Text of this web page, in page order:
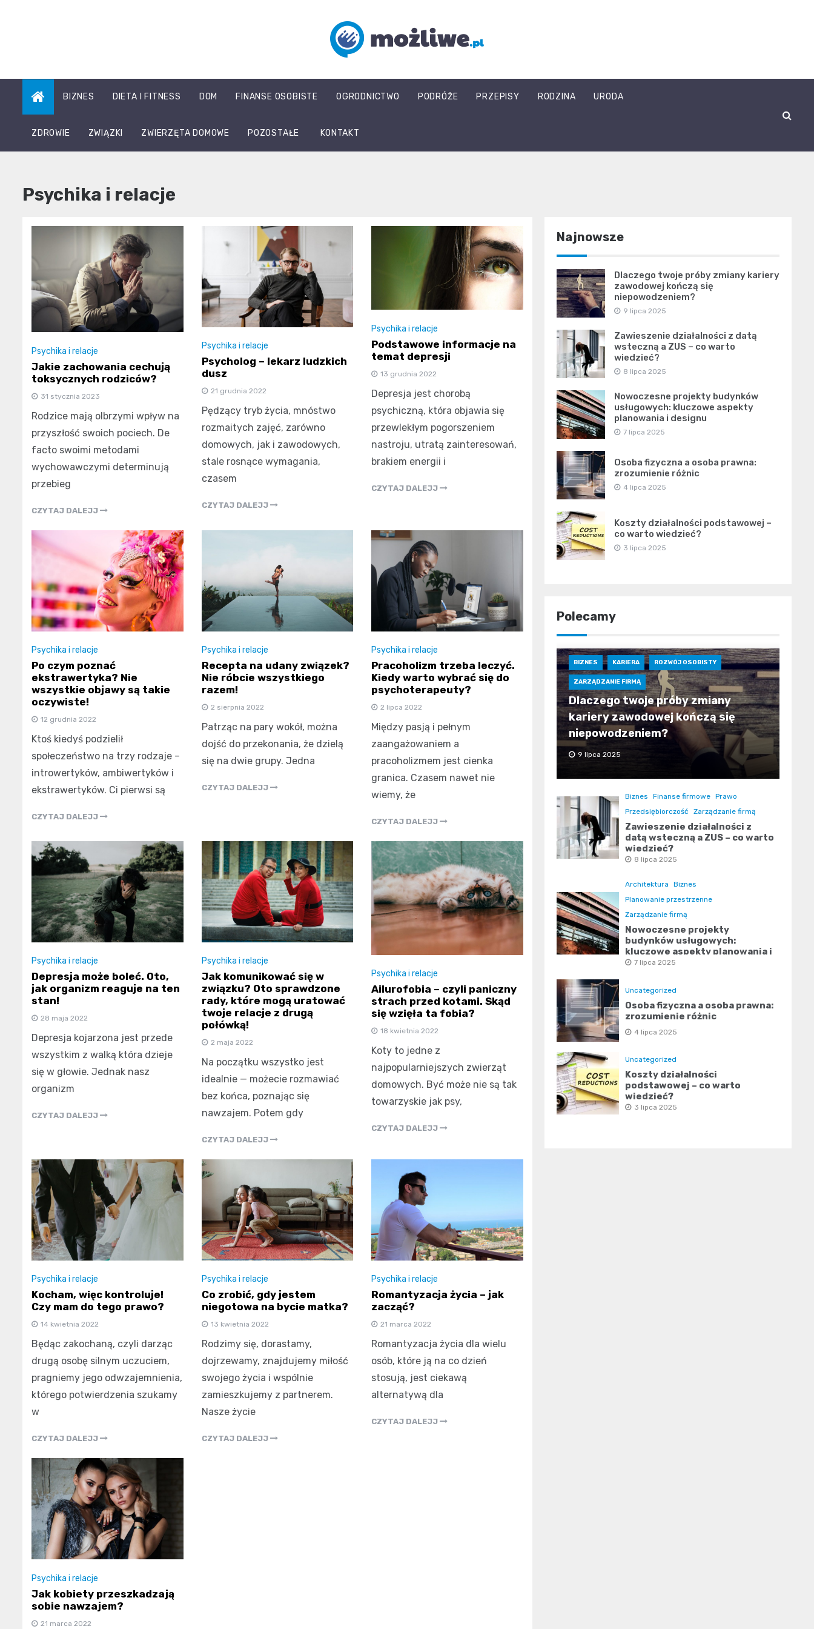
mozliwe.pl
BIZNES DIETA I FITNESS DOM FINANSE OSOBISTE OGRODNICTWO PODRÓŻE PRZEPISY RODZINA URODA
ZDROWIE ZWIĄZKI ZWIERZĘTA DOMOWE POZOSTAŁE KONTAKT
Psychika i relacje
Psychika i relacje
Jakie zachowania cechują
toksycznych rodziców?
31 stycznia 2023
Rodzice mają olbrzymi wpływ na
przyszłość swoich pociech. De
facto swoimi metodami
wychowawczymi determinują
przebieg
CZYTAJ DALEJJ
Psychika i relacje
Psycholog – lekarz ludzkich
dusz
21 grudnia 2022
Pędzący tryb życia, mnóstwo
rozmaitych zajęć, zarówno
domowych, jak i zawodowych,
stale rosnące wymagania,
czasem
CZYTAJ DALEJJ
Psychika i relacje
Podstawowe informacje na
temat depresji
13 grudnia 2022
Depresja jest chorobą
psychiczną, która objawia się
przewlekłym pogorszeniem
nastroju, utratą zainteresowań,
brakiem energii i
CZYTAJ DALEJJ
Psychika i relacje
Po czym poznać
ekstrawertyka? Nie
wszystkie objawy są takie
oczywiste!
12 grudnia 2022
Ktoś kiedyś podzielił
społeczeństwo na trzy rodzaje –
introwertyków, ambiwertyków i
ekstrawertyków. Ci pierwsi są
CZYTAJ DALEJJ
Psychika i relacje
Recepta na udany związek?
Nie róbcie wszystkiego
razem!
2 sierpnia 2022
Patrząc na pary wokół, można
dojść do przekonania, że dzielą
się na dwie grupy. Jedna
CZYTAJ DALEJJ
Psychika i relacje
Pracoholizm trzeba leczyć.
Kiedy warto wybrać się do
psychoterapeuty?
2 lipca 2022
Między pasją i pełnym
zaangażowaniem a
pracoholizmem jest cienka
granica. Czasem nawet nie
wiemy, że
CZYTAJ DALEJJ
Psychika i relacje
Depresja może boleć. Oto,
jak organizm reaguje na ten
stan!
28 maja 2022
Depresja kojarzona jest przede
wszystkim z walką która dzieje
się w głowie. Jednak nasz
organizm
CZYTAJ DALEJJ
Psychika i relacje
Jak komunikować się w
związku? Oto sprawdzone
rady, które mogą uratować
twoje relacje z drugą
połówką!
2 maja 2022
Na początku wszystko jest
idealnie — możecie rozmawiać
bez końca, poznając się
nawzajem. Potem gdy
CZYTAJ DALEJJ
Psychika i relacje
Ailurofobia – czyli paniczny
strach przed kotami. Skąd
się wzięła ta fobia?
18 kwietnia 2022
Koty to jedne z
najpopularniejszych zwierząt
domowych. Być może nie są tak
towarzyskie jak psy,
CZYTAJ DALEJJ
Psychika i relacje
Kocham, więc kontroluje!
Czy mam do tego prawo?
14 kwietnia 2022
Będąc zakochaną, czyli darząc
drugą osobę silnym uczuciem,
pragniemy jego odwzajemnienia,
którego potwierdzenia szukamy
w
CZYTAJ DALEJJ
Psychika i relacje
Co zrobić, gdy jestem
niegotowa na bycie matka?
13 kwietnia 2022
Rodzimy się, dorastamy,
dojrzewamy, znajdujemy miłość
swojego życia i wspólnie
zamieszkujemy z partnerem.
Nasze życie
CZYTAJ DALEJJ
Psychika i relacje
Romantyzacja życia – jak
zacząć?
21 marca 2022
Romantyzacja życia dla wielu
osób, które ją na co dzień
stosują, jest ciekawą
alternatywą dla
CZYTAJ DALEJJ
Psychika i relacje
Jak kobiety przeszkadzają
sobie nawzajem?
21 marca 2022
Najnowsze
Dlaczego twoje próby zmiany kariery
zawodowej kończą się
niepowodzeniem?
9 lipca 2025
Zawieszenie działalności z datą
wsteczną a ZUS – co warto
wiedzieć?
8 lipca 2025
Nowoczesne projekty budynków
usługowych: kluczowe aspekty
planowania i designu
7 lipca 2025
Osoba fizyczna a osoba prawna:
zrozumienie różnic
4 lipca 2025
Koszty działalności podstawowej –
co warto wiedzieć?
3 lipca 2025
Polecamy
BIZNES KARIERA ROZWÓJ OSOBISTY
ZARZĄDZANIE FIRMĄ
Dlaczego twoje próby zmiany
kariery zawodowej kończą się
niepowodzeniem?
9 lipca 2025
Biznes Finanse firmowe Prawo
Przedsiębiorczość
Zarządzanie firmą
Zawieszenie działalności z
datą wsteczną a ZUS – co warto
wiedzieć?
8 lipca 2025
Architektura
Biznes
Planowanie przestrzenne
Zarządzanie firmą
Nowoczesne projekty
budynków usługowych:
kluczowe aspekty planowania i
designu
7 lipca 2025
Uncategorized
Osoba fizyczna a osoba prawna:
zrozumienie różnic
4 lipca 2025
Uncategorized
Koszty działalności
podstawowej – co warto
wiedzieć?
3 lipca 2025